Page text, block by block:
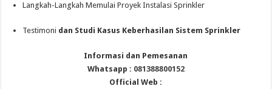
Langkah-Langkah Memulai Proyek Instalasi Sprinkler
Testimoni dan Studi Kasus Keberhasilan Sistem Sprinkler
Informasi dan Pemesanan
Whatsapp : 081388800152
Official Web :